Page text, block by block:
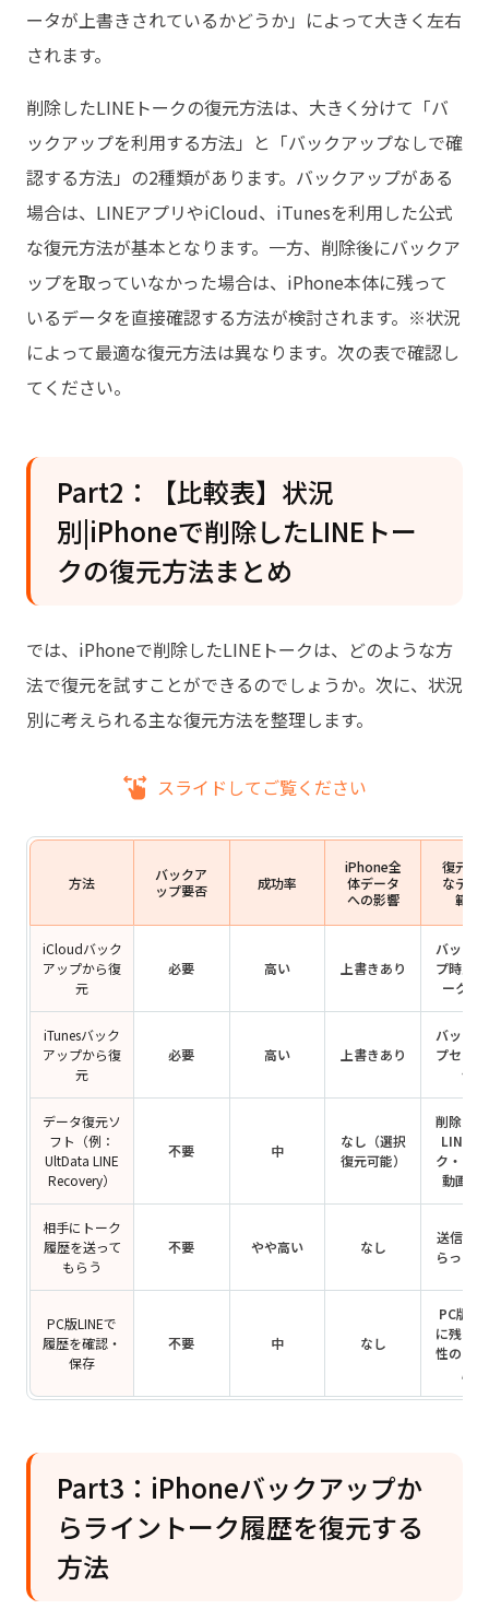
ータが上書きされているかどうか」によって大きく左右
されます。
削除したLINEトークの復元方法は、大きく分けて「バ
ックアップを利用する方法」と「バックアップなしで確
認する方法」の2種類があります。バックアップがある
場合は、LINEアプリやiCloud、iTunesを利用した公式
な復元方法が基本となります。一方、削除後にバックア
ップを取っていなかった場合は、iPhone本体に残って
いるデータを直接確認する方法が検討されます。※状況
によって最適な復元方法は異なります。次の表で確認し
てください。
Part2：【比較表】状況
別|iPhoneで削除したLINEトー
クの復元方法まとめ
では、iPhoneで削除したLINEトークは、どのような方
法で復元を試すことができるのでしょうか。次に、状況
別に考えられる主な復元方法を整理します。
スライドしてご覧ください
方法
バックア
ップ要否
成功率
iPhone全
体データ
への影響
復元可
なデー
範囲
iCloudバック
アップから復
元
必要 高い 上書きあり
バック
プ時点
ーク履
iTunesバック
アップから復
元
必要 高い 上書きあり
バック
プセッ
体
データ復元ソ
フト（例：
UltData LINE
Recovery）
不要 中
なし（選択
復元可能）
削除さ
LINEト
ク・写
動画な
相手にトーク
履歴を送って
もらう
不要 やや高い なし
送信し
らった
PC版LINEで
履歴を確認・
保存
不要 中 なし
PC版
に残る
性のあ
歴
Part3：iPhoneバックアップか
らライントーク履歴を復元する
方法